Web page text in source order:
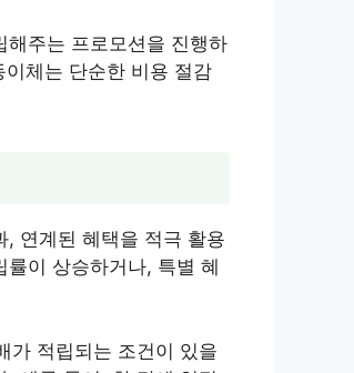
주는 프로모션을 진행하
체는 단순한 비용 절감
연계된 혜택을 적극 활용
이 상승하거나, 특별 혜
가 적립되는 조건이 있을